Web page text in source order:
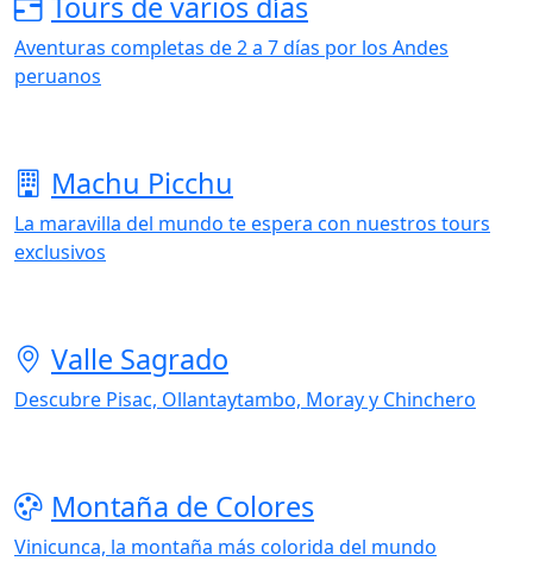
Aventuras completas de 2 a 7 días por los Andes
peruanos
Machu Picchu
La maravilla del mundo te espera con nuestros tours
exclusivos
Valle Sagrado
Descubre Pisac, Ollantaytambo, Moray y Chinchero
Montaña de Colores
Vinicunca, la montaña más colorida del mundo